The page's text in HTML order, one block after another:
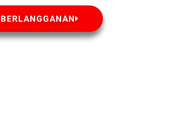
BERLANGGANAN